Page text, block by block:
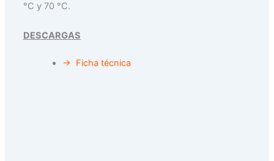
°C y 70 °C.
DESCARGAS
→ Ficha técnica